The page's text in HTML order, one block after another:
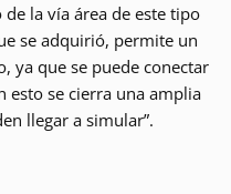
la vía área de este tipo
se adquirió, permite un
ya que se puede conectar
esto se cierra una amplia
llegar a simular”.